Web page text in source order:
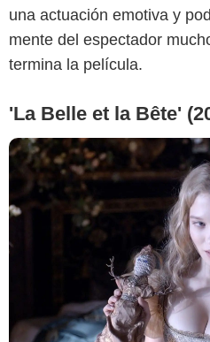
una actuación emotiva y
mente del espectador
termina la película.
'La Belle et la Bête'